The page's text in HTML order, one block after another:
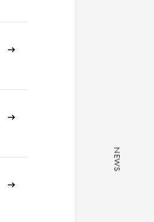
NEWS
NEWS